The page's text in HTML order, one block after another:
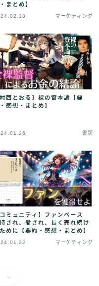
まとめ】
マーケティング
村西とおる】裸の資本論【要
感想・まとめ】
書評
コミュニティ】ファンベース
され、愛され、長く売れ続け
めに【要約・感想・まとめ】
マーケティング